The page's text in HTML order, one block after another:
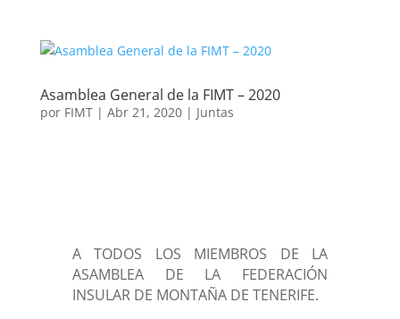
Asamblea General de la FIMT – 2020
por FIMT| Abr 21, 2020| Juntas
A TODOS LOS MIEMBROS DE LA
ASAMBLEA DE LA FEDERACIÓN
INSULAR DE MONTAÑA DE TENERIFE.